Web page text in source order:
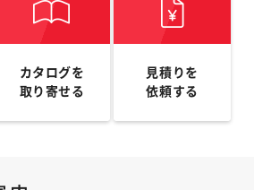
カタログを
取り寄せる
見積りを
依頼する